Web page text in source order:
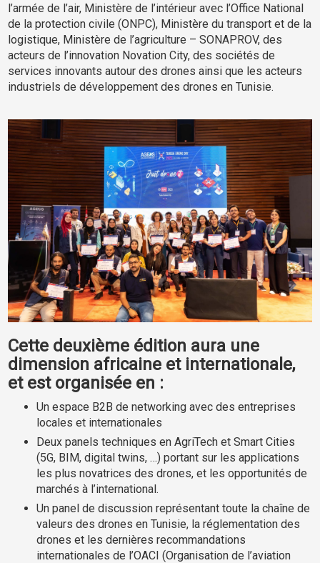
l’armée de l’air, Ministère de l’intérieur avec l’Office National
de la protection civile (ONPC), Ministère du transport et de la
logistique, Ministère de l’agriculture – SONAPROV, des
acteurs de l’innovation Novation City, des sociétés de
services innovants autour des drones ainsi que les acteurs
industriels de développement des drones en Tunisie.
Cette deuxième édition aura une
dimension africaine et internationale,
et est organisée en :
Un espace B2B de networking avec des entreprises
locales et internationales
Deux panels techniques en AgriTech et Smart Cities
(5G, BIM, digital twins, …) portant sur les applications
les plus novatrices des drones, et les opportunités de
marchés à l’international.
Un panel de discussion représentant toute la chaîne de
valeurs des drones en Tunisie, la réglementation des
drones et les dernières recommandations
internationales de l’OACI (Organisation de l’aviation